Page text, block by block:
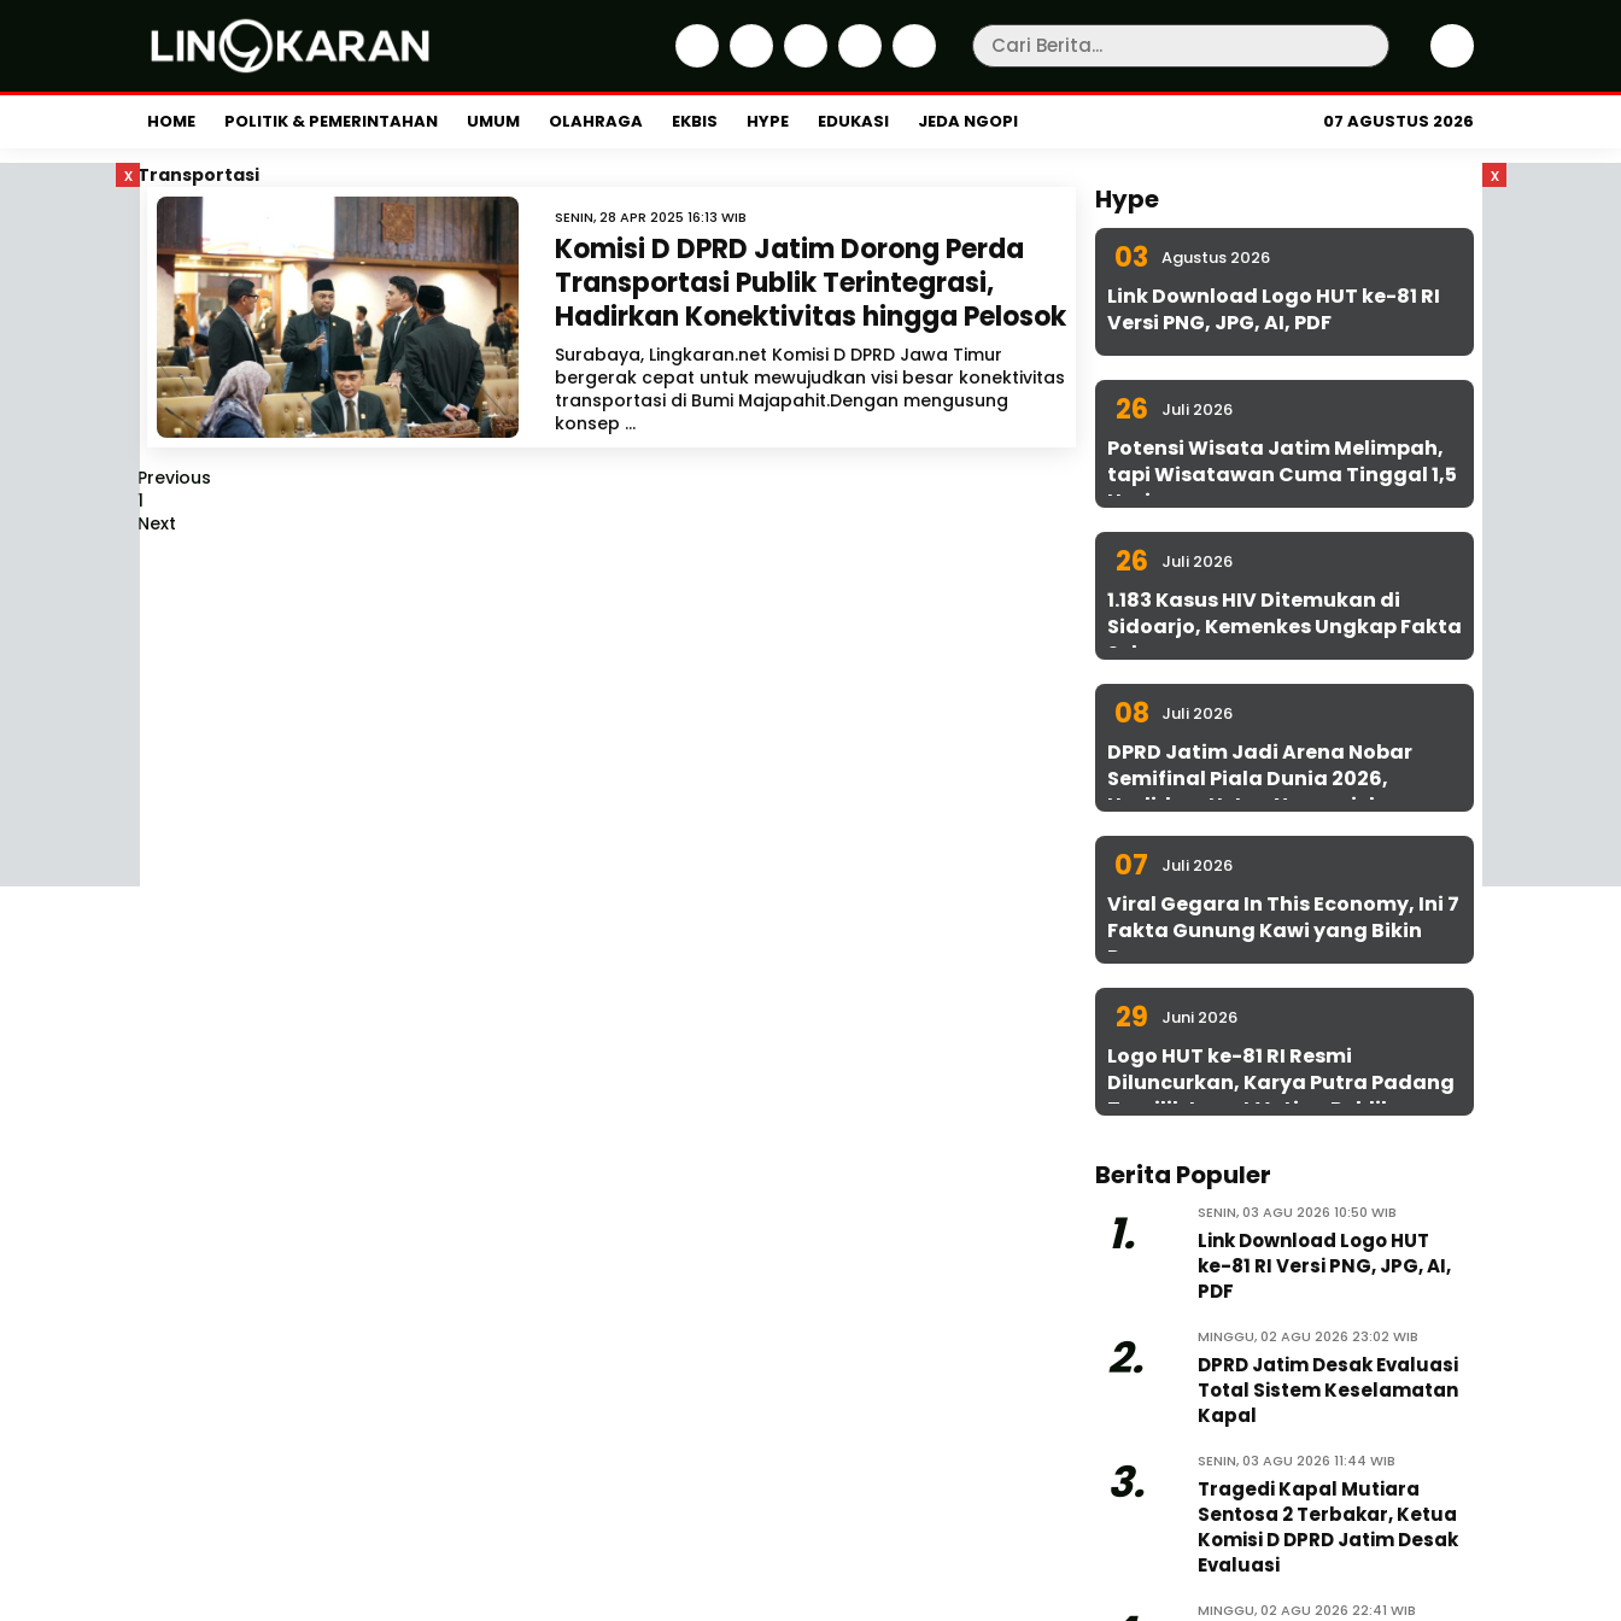
HOME POLITIK & PEMERINTAHAN UMUM OLAHRAGA EKBIS HYPE EDUKASI JEDA NGOPI 07 AGUSTUS 2026
x x
Transportasi
SENIN, 28 APR 2025 16:13 WIB
Komisi D DPRD Jatim Dorong Perda
Transportasi Publik Terintegrasi,
Hadirkan Konektivitas hingga Pelosok
Surabaya, Lingkaran.net Komisi D DPRD Jawa Timur
bergerak cepat untuk mewujudkan visi besar konektivitas
transportasi di Bumi Majapahit.Dengan mengusung
konsep ...
Previous
1
Next
Hype
03 Agustus 2026
Link Download Logo HUT ke-81 RI
Versi PNG, JPG, AI, PDF
26 Juli 2026
Potensi Wisata Jatim Melimpah,
tapi Wisatawan Cuma Tinggal 1,5
Hari
26 Juli 2026
1.183 Kasus HIV Ditemukan di
Sidoarjo, Kemenkes Ungkap Fakta
Sebenarnya
08 Juli 2026
DPRD Jatim Jadi Arena Nobar
Semifinal Piala Dunia 2026,
Hadirkan Uston Nawawi dan
UMKM Gratis untuk 1.000 Warga
07 Juli 2026
Viral Gegara In This Economy, Ini 7
Fakta Gunung Kawi yang Bikin
Penasaran
29 Juni 2026
Logo HUT ke-81 RI Resmi
Diluncurkan, Karya Putra Padang
Terpilih Lewat Voting Publik
Berita Populer
1. SENIN, 03 AGU 2026 10:50 WIB
Link Download Logo HUT
ke-81 RI Versi PNG, JPG, AI,
PDF
2. MINGGU, 02 AGU 2026 23:02 WIB
DPRD Jatim Desak Evaluasi
Total Sistem Keselamatan
Kapal
3. SENIN, 03 AGU 2026 11:44 WIB
Tragedi Kapal Mutiara
Sentosa 2 Terbakar, Ketua
Komisi D DPRD Jatim Desak
Evaluasi
MINGGU, 02 AGU 2026 22:41 WIB